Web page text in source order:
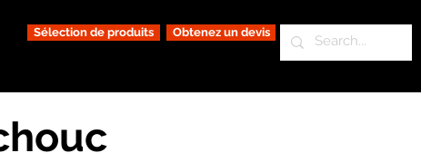
Sélection de produits Obtenez un devis